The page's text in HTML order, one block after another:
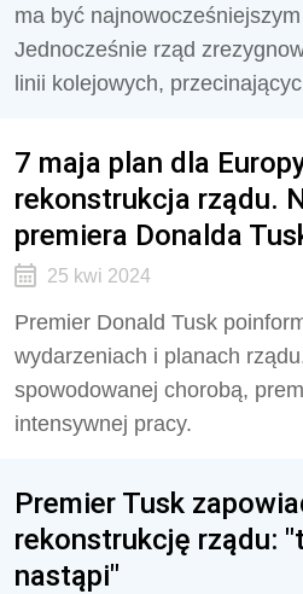
ma być
Jednocześnie rząd
linii kolejowych,
7 maja plan dla
rekonstrukcja rządu.
premiera Donalda
25 kwi 2024
Premier Donald Tusk
wydarzeniach i planach
spowodowanej chorobą,
intensywnej pracy.
Premier Tusk
rekonstrukcję rządu:
nastąpi"